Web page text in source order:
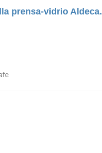
prensa-vidrio Aldeca.